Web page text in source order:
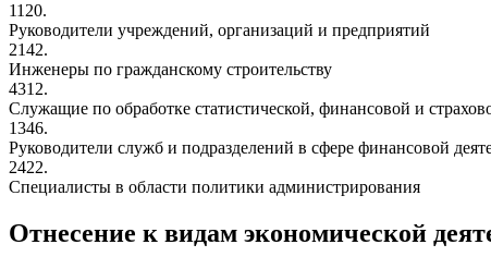
1120.
Руководители учреждений, организаций и предприятий
2142.
Инженеры по гражданскому строительству
4312.
Служащие по обработке статистической, финансовой и
1346.
Руководители служб и подразделений в сфере финансовой
2422.
Специалисты в области политики администрирования
Отнесение к видам экономической